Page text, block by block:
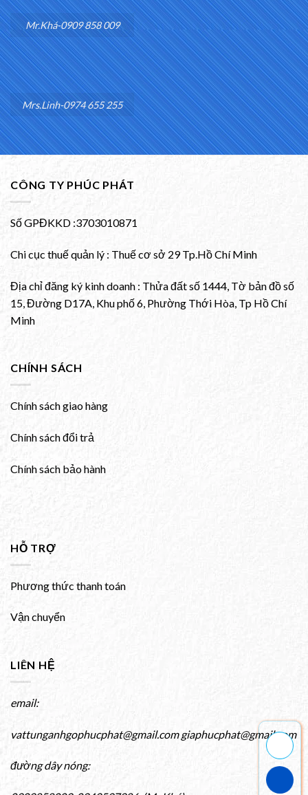
Mr.Khá-0909 858 009
Mrs.Linh-0974 655 255
CÔNG TY PHÚC PHÁT
Số GPĐKKD :3703010871
Chi cục thuế quản lý : Thuế cơ sở 29 Tp.Hồ Chí Minh
Địa chỉ đăng ký kinh doanh : Thửa đất số 1444, Tờ bản đồ số
15, Đường D17A, Khu phố 6, Phường Thới Hòa, Tp Hồ Chí
Minh
CHÍNH SÁCH
Chính sách giao hàng
Chính sách đổi trả
Chính sách bảo hành
HỖ TRỢ
Phương thức thanh toán
Vận chuyển
LIÊN HỆ
email:
vattunganhgophucphat@gmail.com giaphucphat@gmail.com
đường dây nóng: